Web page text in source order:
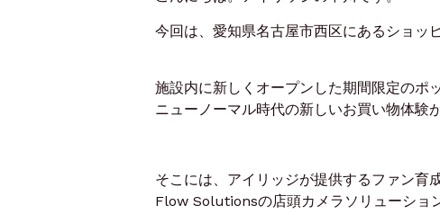
今回は、愛知県名古屋市西区にあるショッ
施設内に新しくオープンした期間限定のポ
ニューノーマル時代の新しいお買い物体験
そこには、アイリッジが提供するファン育
Flow Solutionsの店頭カメラソリューショ